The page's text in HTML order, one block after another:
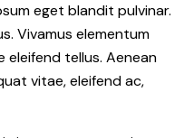
eget blandit pulvinar.
Vivamus elementum
eleifend tellus. Aenean
vitae, eleifend ac,